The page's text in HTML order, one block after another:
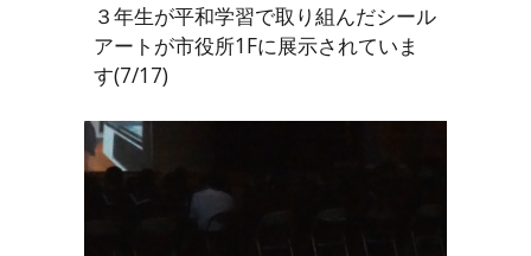
３年生が平和学習で取り組んだシール
アートが市役所1Fに展示されていま
す(7/17)